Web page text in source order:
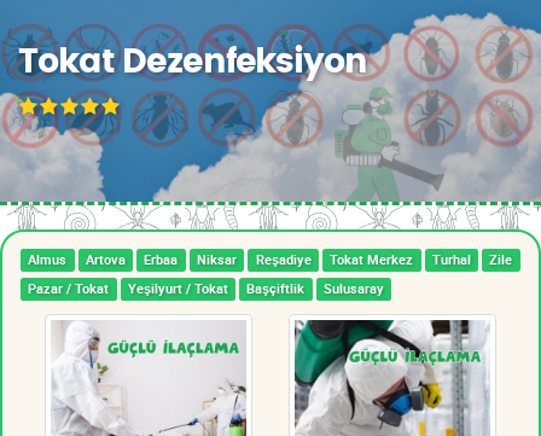
Tokat Dezenfeksiyon
Almus Artova Erbaa Niksar Reşadiye Tokat Merkez Turhal
Zile
Pazar / Tokat
Yeşilyurt / Tokat Başçiftlik Sulusaray